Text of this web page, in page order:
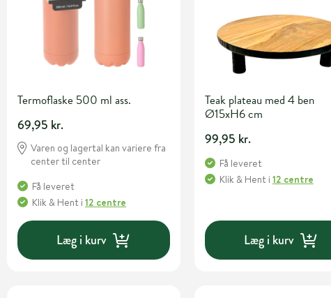
Termoflaske 500 ml ass.
69,95 kr.
Varen og lagertal kan variere fra
center til center
Få leveret
Klik & Hent i 12 centre
Læg i kurv
Teak plateau med 4 ben
Ø15xH6 cm
99,95 kr.
Få leveret
Klik & Hent i 12 centre
Læg i kurv